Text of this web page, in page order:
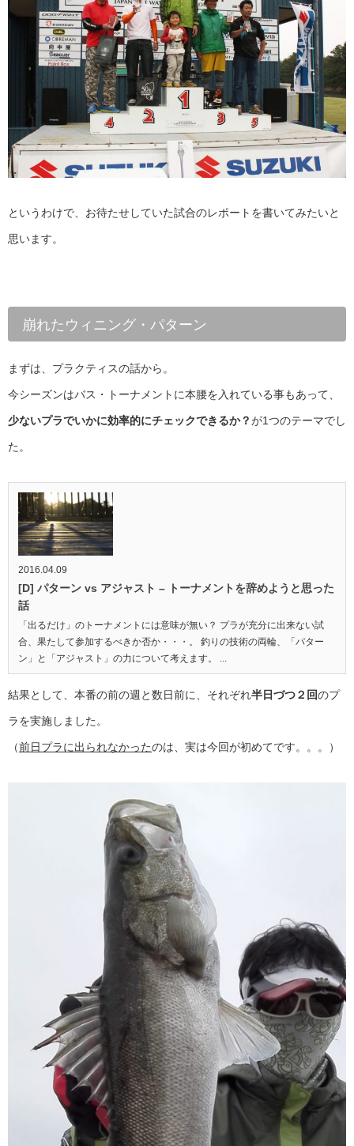
というわけで、お待たせしていた試合のレポートを書いてみたいと
思います。
崩れたウィニング・パターン
まずは、プラクティスの話から。
今シーズンはバス・トーナメントに本腰を入れている事もあって、
少ないプラでいかに効率的にチェックできるか？が1つのテーマでし
た。
2016.04.09
[D] パターン vs アジャスト – トーナメントを辞めようと思った
話
「出るだけ」のトーナメントには意味が無い？ プラが充分に出来ない試
合、果たして参加するべきか否か・・・。 釣りの技術の両輪、「パター
ン」と「アジャスト」の力について考えます。 ...
結果として、本番の前の週と数日前に、それぞれ半日づつ２回のプ
ラを実施しました。
（前日プラに出られなかったのは、実は今回が初めてです。。。）